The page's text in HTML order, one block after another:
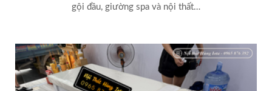
gội đầu, giường spa và nội thất…